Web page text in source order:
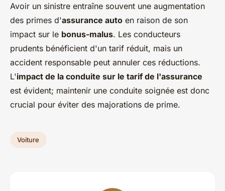
Avoir un sinistre entraîne souvent une augmentation
des primes d'assurance auto en raison de son
impact sur le bonus-malus. Les conducteurs
prudents bénéficient d'un tarif réduit, mais un
accident responsable peut annuler ces réductions.
L'impact de la conduite sur le tarif de l'assurance
est évident; maintenir une conduite soignée est donc
crucial pour éviter des majorations de prime.
Voiture